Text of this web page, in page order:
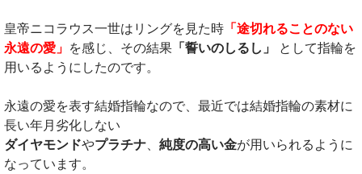
皇帝ニコラウス一世はリングを見た時 「途切れることのない
永遠の愛」 を感じ、その結果 「誓いのしるし」
として指輪を
用いるようにしたのです。
永遠の愛を表す結婚指輪なので、最近では結婚指輪の素材に
長い年月劣化しない
ダイヤモンドやプラチナ、 純度の高い金が用いられるように
なっています。